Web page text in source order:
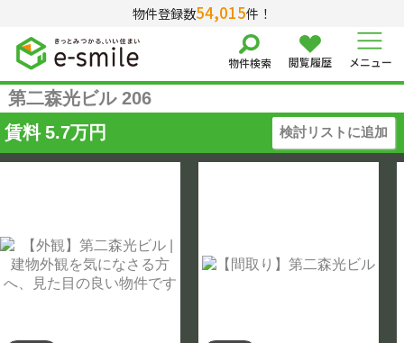
物件登録数54,015件！
物件検索 閲覧履歴 メニュー
第二森光ビル 206
賃料 5.7万円 検討リストに追加